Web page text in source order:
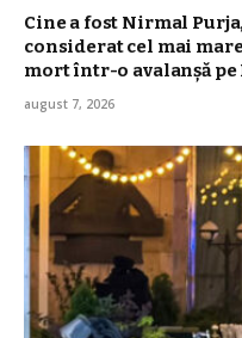
Cine a fost Nirmal
considerat cel mai
mort într-o avalanșă pe
august 7, 2026